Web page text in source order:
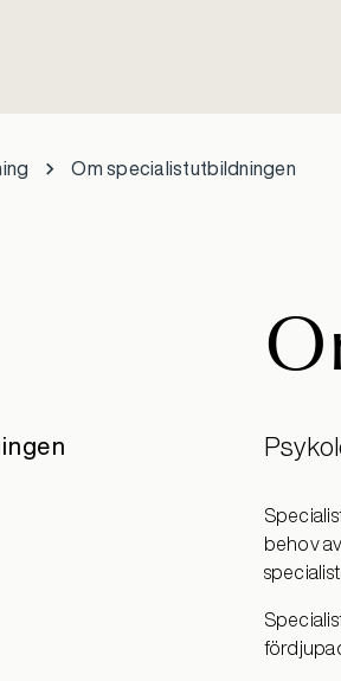
Om specialistutbildningen
behov
S